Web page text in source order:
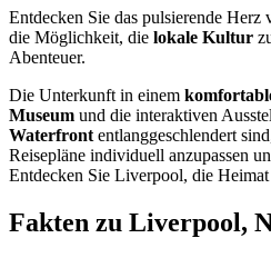
Entdecken Sie das pulsierende Herz
die Möglichkeit, die lokale Kultur
Abenteuer.
Die Unterkunft in einem
Museum und die interaktiven
Waterfront entlanggeschlendert
Reisepläne individuell anzupassen
Entdecken Sie Liverpool, die
Fakten zu Liverpool,